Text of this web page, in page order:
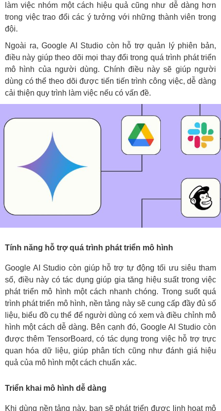
làm việc nhóm một cách hiệu quả cũng như dễ dàng hơn
trong việc trao đổi các ý tưởng với những thành viên trong
đội.
Ngoài ra, Google AI Studio còn hỗ trợ quản lý phiên bản,
điều này giúp theo dõi mọi thay đổi trong quá trình phát triển
mô hình của người dùng. Chính điều này sẽ giúp người
dùng có thể theo dõi được tiến tiến trình công việc, dễ dàng
cải thiện quy trình làm việc nếu có vấn đề.
Tính năng hỗ trợ quá trình phát triển mô hình
Google AI Studio còn giúp hỗ trợ tự động tối ưu siêu tham
số, điều này có tác dụng giúp gia tăng hiệu suất trong việc
phát triển mô hình một cách nhanh chóng. Trong suốt quá
trình phát triển mô hình, nền tảng này sẽ cung cấp đầy đủ số
liệu, biểu đồ cụ thể để người dùng có xem và điều chỉnh mô
hình một cách dễ dàng. Bên cạnh đó, Google AI Studio còn
được thêm TensorBoard, có tác dụng trong việc hỗ trợ trực
quan hóa dữ liệu, giúp phân tích cũng như đánh giá hiệu
quả của mô hình một cách chuẩn xác.
Triển khai mô hình dễ dàng
Khi dùng nền tảng này, bạn sẽ phát triển được linh hoạt mô